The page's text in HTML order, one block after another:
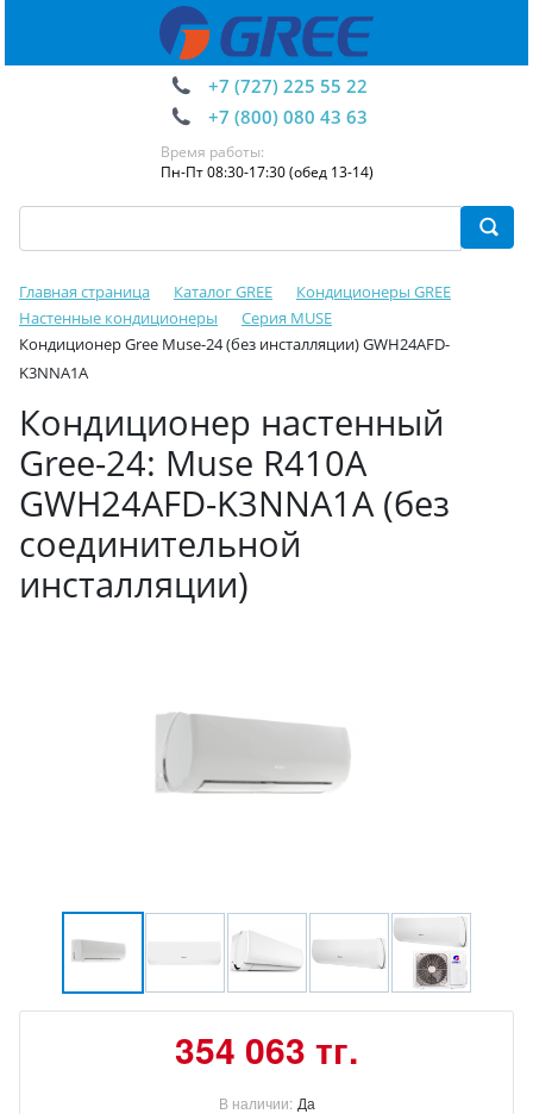
+7 (727) 225 55 22
+7 (800) 080 43 63
Время работы:
Пн-Пт 08:30-17:30 (обед 13-14)
Главная страница Каталог GREE
Кондиционеры GREE
Настенные кондиционеры
Серия MUSE
Кондиционер Gree Muse-24 (без инсталляции) GWH24AFD-
K3NNA1A
Кондиционер настенный
Gree-24: Muse R410A
GWH24AFD-K3NNA1A (без
соединительной
инсталляции)
354 063 тг.
В наличии: Да